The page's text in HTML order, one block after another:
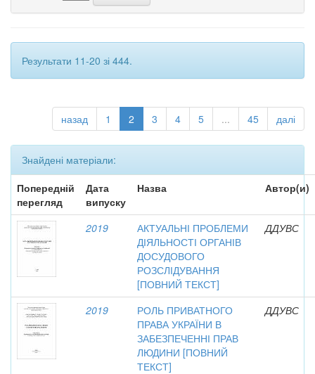
Результати 11-20 зі 444.
назад 1 2 3 4 5 ... 45 далі
Знайдені матеріали:
Попередній
перегляд
Дата
випуску
Назва Автор(и)
2019
АКТУАЛЬНІ ПРОБЛЕМИ
ДІЯЛЬНОСТІ ОРГАНІВ
ДОСУДОВОГО
РОЗСЛІДУВАННЯ
[ПОВНИЙ ТЕКСТ]
ДДУВС
2019
РОЛЬ ПРИВАТНОГО
ПРАВА УКРАЇНИ В
ЗАБЕЗПЕЧЕННІ ПРАВ
ЛЮДИНИ [ПОВНИЙ
ТЕКСТ]
ДДУВС